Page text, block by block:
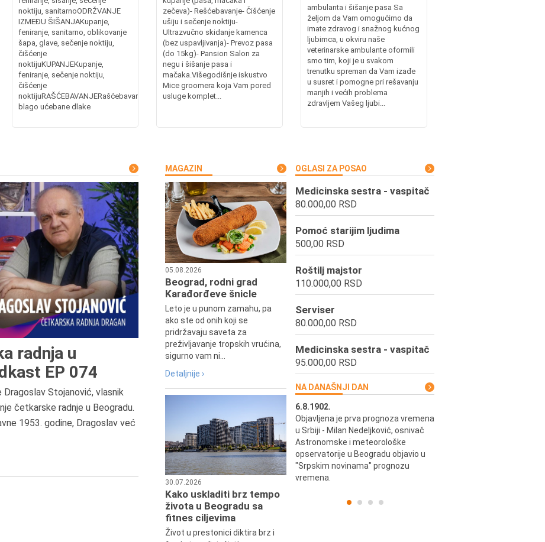
noktiju, sanitarnoODRŽVANJE
IZMEĐU ŠIŠANJAKupanje,
feniranje, sanitarno, oblikovanje
šapa, glave, sečenje noktiju,
čišćenje
noktijuKUPANJEKupanje,
feniranje, sečenje noktiju,
čišćenje
noktijuRAŠĆEBAVANJERašćebavanje
blago ućebane dlake
zečeva)- Rešćebavanje- Čišćenje
ušiju i sečenje noktiju-
Ultrazvučno skidanje kamenca
(bez uspavljivanja)- Prevoz pasa
(do 15kg)- Pansion Salon za
negu i šišanje pasa i
mačaka.Višegodišnje iskustvo
Mice groomera koja Vam pored
usluge komplet...
ambulanta i šišanje pasa Sa
željom da Vam omogućimo da
imate zdravog i snažnog kućnog
ljubimca, u okviru naše
veterinarske ambulante oformili
smo tim, koji je u svakom
trenutku spreman da Vam izađe
u susret i pomogne pri rešavanju
manjih i većih problema
zdravljem Vašeg ljubi...
radnja u
EP 074
Stojanović, vlasnik
četkarske radnje u Beogradu.
1953. godine, Dragoslav već
MAGAZIN
05.08.2026
Beograd, rodni grad
Karađorđeve šnicle
Leto je u punom zamahu, pa
ako ste od onih koji se
pridržavaju saveta za
preživljavanje tropskih vrućina,
sigurno vam ni...
Detaljnije ›
30.07.2026
Kako uskladiti brz tempo
života u Beogradu sa
fitnes ciljevima
Život u prestonici diktira brz i
OGLASI ZA POSAO
Medicinska sestra - vaspitač
80.000,00 RSD
Pomoć starijim ljudima
500,00 RSD
Roštilj majstor
110.000,00 RSD
Serviser
80.000,00 RSD
Medicinska sestra - vaspitač
95.000,00 RSD
NA DANAŠNJI DAN
Preminula je Zorka Boljanović,
vazduhoplovni inženjer, predsednik
Udruženja žena pilota Jugoslavije.
6.8.1902.
Objavljena je prva prognoza vremena
u Srbiji - Milan Nedeljković, osnivač
Astronomske i meteorološke
opservatorije u Beogradu objavio u
"Srpskim novinama" prognozu
vremena.